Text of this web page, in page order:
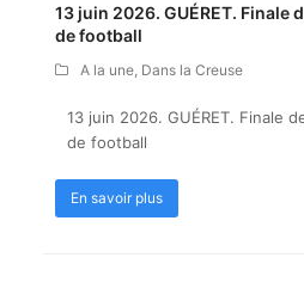
13 juin 2026. GUÉRET. Finale
de football
A la une, Dans la Creuse
13 juin 2026. GUÉRET. Finale
de football
En savoir plus